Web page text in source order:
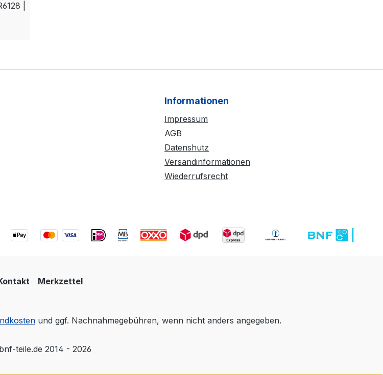
|
Informationen
Impressum
AGB
Datenshutz
Versandinformationen
Wiederrufsrecht
Merkzettel
und ggf. Nachnahmegebühren, wenn nicht anders angegeben.
teile.de 2014 - 2026